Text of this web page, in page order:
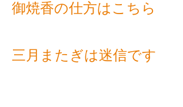
御焼香の仕方はこちら
三月またぎは迷信です